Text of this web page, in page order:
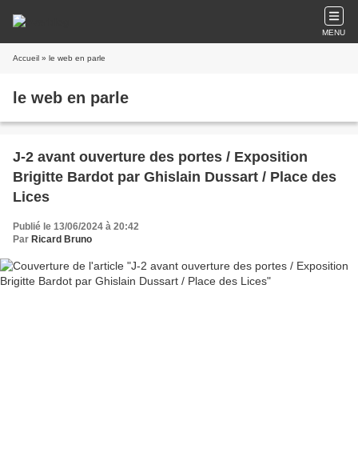
MENU
Accueil » le web en parle
le web en parle
J-2 avant ouverture des portes / Exposition
Brigitte Bardot par Ghislain Dussart / Place des
Lices
Publié le 13/06/2024 à 20:42
Par Ricard Bruno